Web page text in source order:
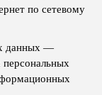
по сетевому
данных —